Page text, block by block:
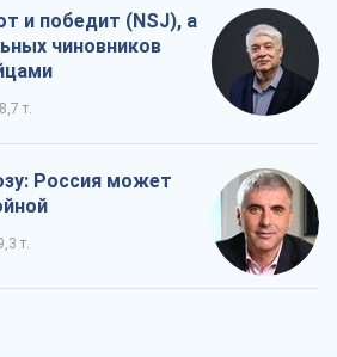
и победит (NSJ), а
чиновников
8,7 т.
Россия может
т.